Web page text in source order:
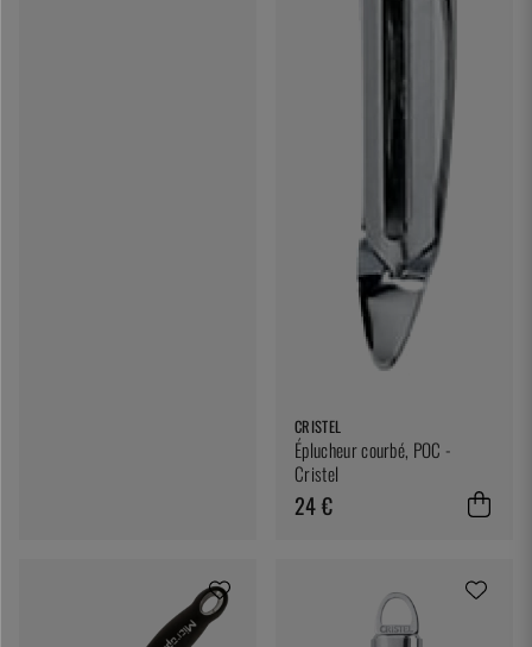
CRISTEL
Éplucheur courbé, POC -
Cristel
24 €